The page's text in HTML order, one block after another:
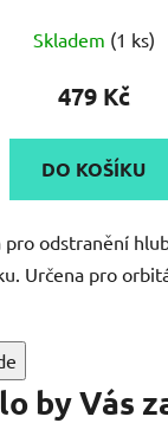
hodnocení
produktu
5,0
z
Skladem (1 ks)
479 Kč
DO KOŠÍKU
odstranění
Určena pro
by Vás